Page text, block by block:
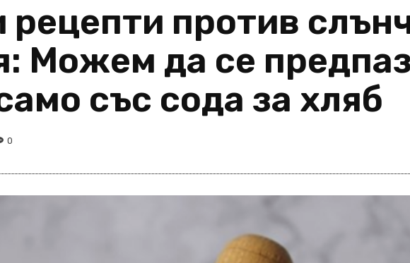
против
Можем да се
със сода за хляб
0